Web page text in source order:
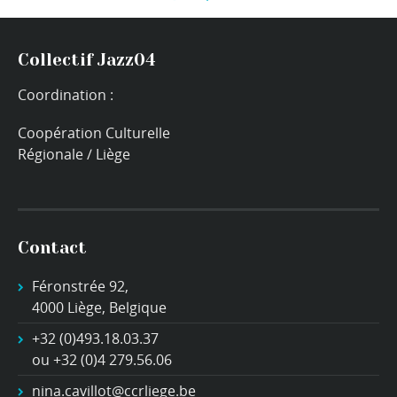
Collectif Jazz04
Coordination :
Coopération Culturelle
Régionale / Liège
Contact
Féronstrée 92,
4000 Liège, Belgique
+32 (0)493.18.03.37
ou +32 (0)4 279.56.06
nina.cavillot@ccrliege.be